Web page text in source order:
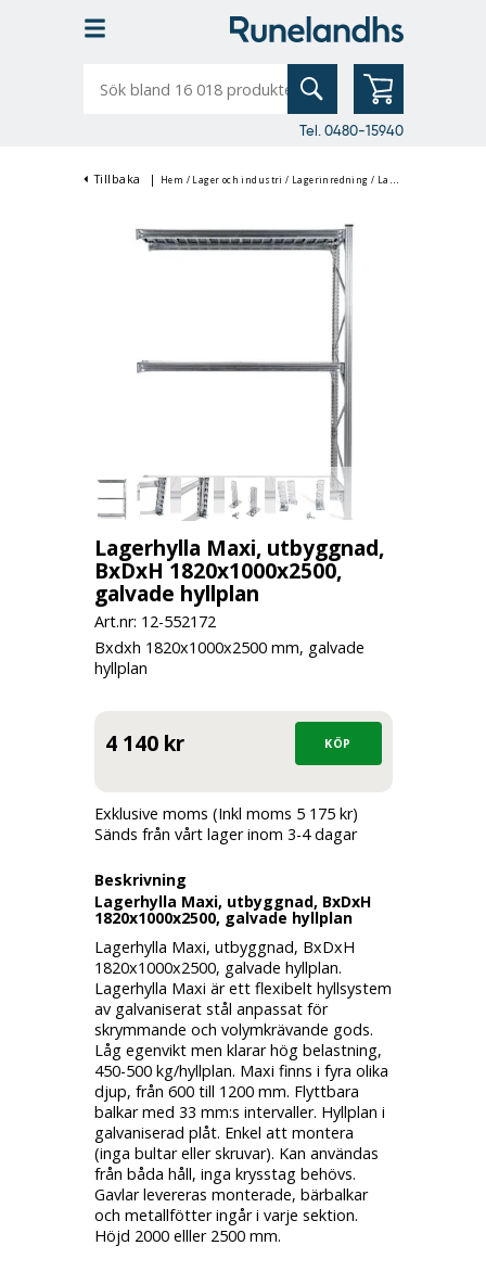
bland
Tel. 0480-15940
Tillbaka | Hem / Lager och industri / Lagerinredning / Lagerhyllor & Hyllställ
Lagerhylla Maxi, utbyggnad,
BxDxH 1820x1000x2500,
galvade hyllplan
Art.nr: 12-552172
Bxdxh 1820x1000x2500 mm, galvade
hyllplan
4 140 kr
Exklusive moms (Inkl moms 5 175 kr)
Sänds från vårt lager inom 3-4 dagar
Beskrivning
Lagerhylla Maxi, utbyggnad, BxDxH
1820x1000x2500, galvade hyllplan
Lagerhylla Maxi, utbyggnad, BxDxH
1820x1000x2500, galvade hyllplan.
Lagerhylla Maxi är ett flexibelt hyllsystem
av galvaniserat stål anpassat för
skrymmande och volymkrävande gods.
Låg egenvikt men klarar hög belastning,
450-500 kg/hyllplan. Maxi finns i fyra olika
djup, från 600 till 1200 mm. Flyttbara
balkar med 33 mm:s intervaller. Hyllplan i
galvaniserad plåt. Enkel att montera
(inga bultar eller skruvar). Kan användas
från båda håll, inga krysstag behövs.
Gavlar levereras monterade, bärbalkar
och metallfötter ingår i varje sektion.
Höjd 2000 elller 2500 mm.